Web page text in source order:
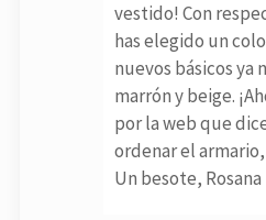
vestido! Con
has elegido un
nuevos básicos ya
marrón y beige.
por la web que
ordenar el
Un besote, Rosana